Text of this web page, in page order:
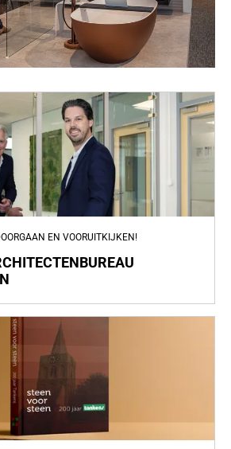
EN VOORUITKIJKEN!